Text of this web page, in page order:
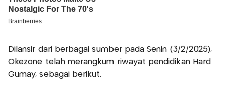
Dilansir dari berbagai sumber pada Senin (3/2/2025),
Okezone telah merangkum riwayat pendidikan Hard
Gumay, sebagai berikut.